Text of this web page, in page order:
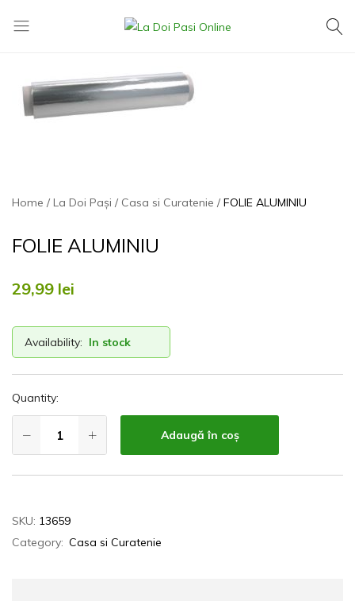
Pasi
Online
îți
dorești,
preț
Home La Doi Pași Casa si Curatenie FOLIE ALUMINIU
FOLIE ALUMINIU
29,99 lei
Availability: In stock
Quantity:
Adaugă în coș
SKU: 13659
Category: Casa si Curatenie